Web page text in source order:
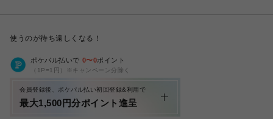
使うのが待ち遠しくなる！
ポケパル払いで 0〜0ポイント
（1P=1円）※キャンペーン分除く
会員登録後、ポケパル払い初回登録&利用で
最大1,500円分ポイント進呈